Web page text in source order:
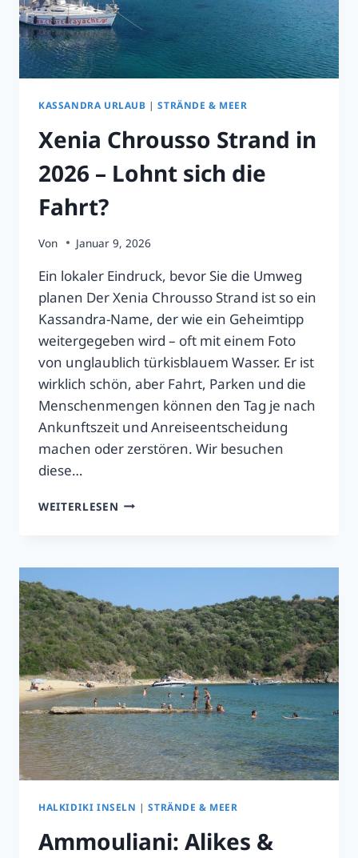
KASSANDRA URLAUB |STRÄNDE & MEER
Xenia Chrousso Strand in
2026 – Lohnt sich die
Fahrt?
Von Januar 9, 2026
Ein lokaler Eindruck, bevor Sie die Umweg
planen Der Xenia Chrousso Strand ist so ein
Kassandra-Name, der wie ein Geheimtipp
weitergegeben wird – oft mit einem Foto
von unglaublich türkisblauem Wasser. Er ist
wirklich schön, aber Fahrt, Parken und die
Menschenmengen können den Tag je nach
Ankunftszeit und Anreiseentscheidung
machen oder zerstören. Wir besuchen
diese…
WEITERLESEN XENIA
2026
LOHNT
SICH
DIE
FAHRT?
HALKIDIKI INSELN |STRÄNDE & MEER
Ammouliani: Alikes &